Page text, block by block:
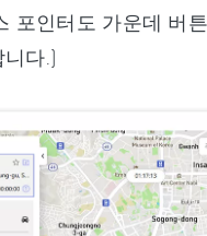
포인터도 가운데 버
다.)